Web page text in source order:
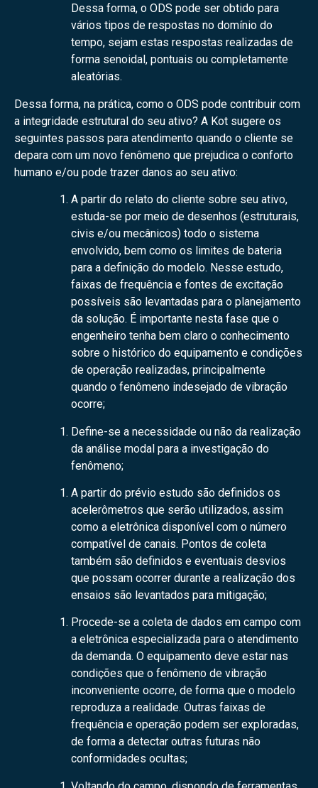
Dessa forma, o ODS pode ser obtido para
vários tipos de respostas no domínio do
tempo, sejam estas respostas realizadas de
forma senoidal, pontuais ou completamente
aleatórias.
Dessa forma, na prática, como o ODS pode contribuir com
a integridade estrutural do seu ativo? A Kot sugere os
seguintes passos para atendimento quando o cliente se
depara com um novo fenômeno que prejudica o conforto
humano e/ou pode trazer danos ao seu ativo:
A partir do relato do cliente sobre seu ativo,
estuda-se por meio de desenhos (estruturais,
civis e/ou mecânicos) todo o sistema
envolvido, bem como os limites de bateria
para a definição do modelo. Nesse estudo,
faixas de frequência e fontes de excitação
possíveis são levantadas para o planejamento
da solução. É importante nesta fase que o
engenheiro tenha bem claro o conhecimento
sobre o histórico do equipamento e condições
de operação realizadas, principalmente
quando o fenômeno indesejado de vibração
ocorre;
Define-se a necessidade ou não da realização
da análise modal para a investigação do
fenômeno;
A partir do prévio estudo são definidos os
acelerômetros que serão utilizados, assim
como a eletrônica disponível com o número
compatível de canais. Pontos de coleta
também são definidos e eventuais desvios
que possam ocorrer durante a realização dos
ensaios são levantados para mitigação;
Procede-se a coleta de dados em campo com
a eletrônica especializada para o atendimento
da demanda. O equipamento deve estar nas
condições que o fenômeno de vibração
inconveniente ocorre, de forma que o modelo
reproduza a realidade. Outras faixas de
frequência e operação podem ser exploradas,
de forma a detectar outras futuras não
conformidades ocultas;